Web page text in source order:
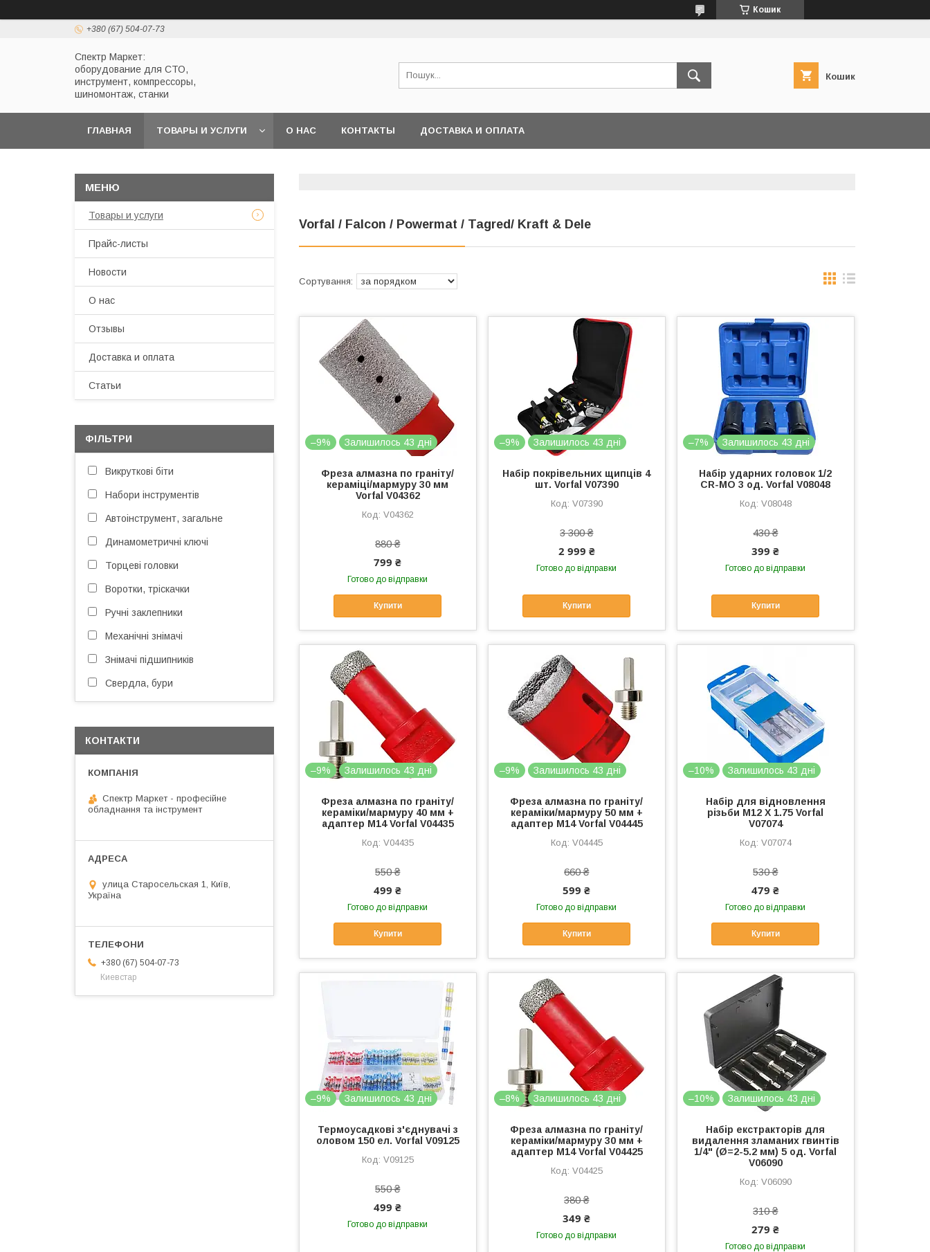
Кошик
+380 (67) 504-07-73
Спектр Маркет:
оборудование для СТО,
инструмент, компрессоры,
шиномонтаж, станки
Кошик
ГЛАВНАЯ ТОВАРЫ И УСЛУГИ О НАС КОНТАКТЫ ДОСТАВКА И ОПЛАТА
Vorfal / Falcon / Powermat / Tagred/ Kraft & Dele
–9% Залишилось 43 дні
Фреза алмазна по граніту/
кераміці/мармуру 30 мм
Vorfal V04362
V04362
880 ₴
799 ₴
Готово до відправки
Купити
–9% Залишилось 43 дні
Набір покрівельних щипців 4
шт. Vorfal V07390
V07390
3 300 ₴
2 999 ₴
Готово до відправки
Купити
–7% Залишилось 43 дні
Набір ударних головок 1/2
CR-MO 3 од. Vorfal V08048
V08048
430 ₴
399 ₴
Готово до відправки
Купити
–9% Залишилось 43 дні
Фреза алмазна по граніту/
кераміки/мармуру 40 мм +
адаптер М14 Vorfal V04435
V04435
550 ₴
499 ₴
Готово до відправки
Купити
–9% Залишилось 43 дні
Фреза алмазна по граніту/
кераміки/мармуру 50 мм +
адаптер М14 Vorfal V04445
V04445
660 ₴
599 ₴
Готово до відправки
Купити
–10% Залишилось 43 дні
Набір для відновлення
різьби M12 X 1.75 Vorfal
V07074
V07074
530 ₴
479 ₴
Готово до відправки
Купити
–9% Залишилось 43 дні
Термоусадкові з'єднувачі з
оловом 150 ел. Vorfal V09125
V09125
550 ₴
499 ₴
Готово до відправки
–8% Залишилось 43 дні
Фреза алмазна по граніту/
кераміки/мармуру 30 мм +
адаптер М14 Vorfal V04425
V04425
380 ₴
349 ₴
Готово до відправки
–10% Залишилось 43 дні
Набір екстракторів для
видалення зламаних гвинтів
1/4" (Ø=2-5.2 мм) 5 од. Vorfal
V06090
V06090
310 ₴
279 ₴
Готово до відправки
Товары и услуги
Прайс-листы
Новости
О нас
Отзывы
Доставка и оплата
Статьи
ФІЛЬТРИ
Викруткові біти
Набори інструментів
Автоінструмент, загальне
Динамометричні ключі
Торцеві головки
Воротки, тріскачки
Ручні заклепники
Механічні знімачі
Знімачі підшипників
Свердла, бури
КОНТАКТИ
Спектр Маркет - професійне
обладнання та інструмент
улица Старосельская 1, Київ,
Україна
+380 (67) 504-07-73
Киевстар